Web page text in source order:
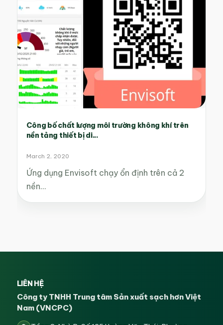
Công bố chất lượng môi trường không khí trên
nền tảng thiết bị di...
March 2, 2020
Ứng dụng Envisoft chạy ổn định trên cả 2
nền…
LIÊN HỆ
Công ty TNHH Trung tâm Sản xuất sạch hơn Việt
Nam (VNCPC)